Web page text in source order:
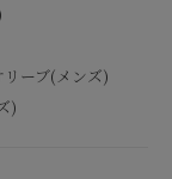
ーブ(メンズ)
)